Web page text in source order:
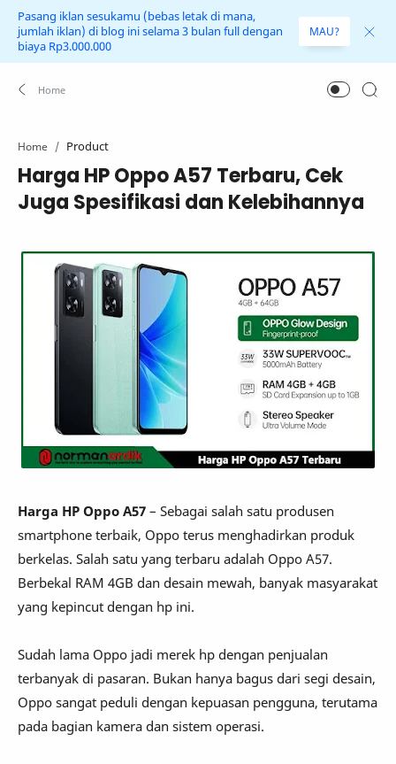
Pasang iklan sesukamu (bebas letak di mana,
jumlah iklan) di blog ini selama 3 bulan full dengan
biaya Rp3.000.000
MAU?
Home Product
Harga HP Oppo A57 Terbaru, Cek
Juga Spesifikasi dan Kelebihannya
Harga HP Oppo A57 – Sebagai salah satu produsen
smartphone terbaik, Oppo terus menghadirkan produk
berkelas. Salah satu yang terbaru adalah Oppo A57.
Berbekal RAM 4GB dan desain mewah, banyak masyarakat
yang kepincut dengan hp ini.
Sudah lama Oppo jadi merek hp dengan penjualan
terbanyak di pasaran. Bukan hanya bagus dari segi desain,
Oppo sangat peduli dengan kepuasan pengguna, terutama
pada bagian kamera dan sistem operasi.